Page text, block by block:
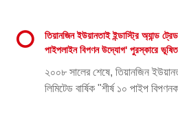
তিয়ানজিন ইউয়ানতাই ইন্ডাস্ট্রি অ্যান্ড
পাইপলাইন বিপণন উদ্যোগ' পুরস্কারে
২০০৮ সালের শেষে, তিয়ানজিন
লিমিটেড বার্ষিক "শীর্ষ ১০ পাইপ